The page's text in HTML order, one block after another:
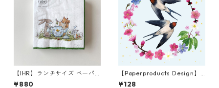
【IHR】ランチサイズ ペーパ
ーナプキン TEA TIME ホワイ
¥880
【Paperproducts Design】
バラ売り2枚 ランチサイズ ペ
¥128